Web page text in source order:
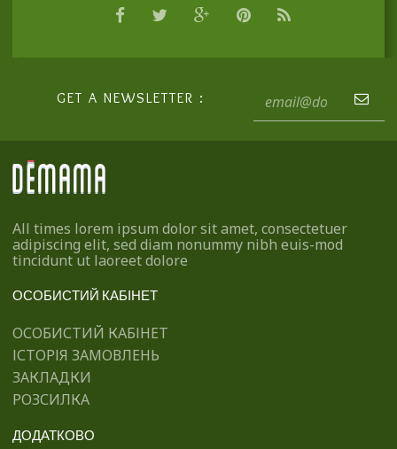
GET A NEWSLETTER :
All times lorem ipsum dolor sit amet, consectetuer
adipiscing elit, sed diam nonummy nibh euis-mod
tincidunt ut laoreet dolore
ОСОБИСТИЙ КАБІНЕТ
ОСОБИСТИЙ КАБІНЕТ
ІСТОРІЯ ЗАМОВЛЕНЬ
ЗАКЛАДКИ
РОЗСИЛКА
ДОДАТКОВО